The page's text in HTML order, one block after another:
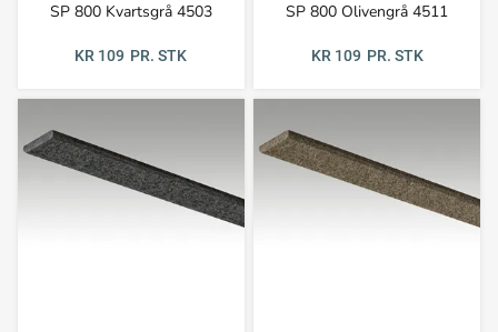
SP 800 Kvartsgrå 4503
KR 109 PR. STK
SP 800 Olivengrå 4511
KR 109 PR. STK